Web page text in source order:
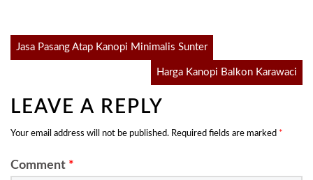
Post
Jasa Pasang Atap Kanopi Minimalis Sunter
Harga Kanopi Balkon Karawaci
LEAVE A REPLY
Your email address will not be published. Required fields are marked *
Comment *